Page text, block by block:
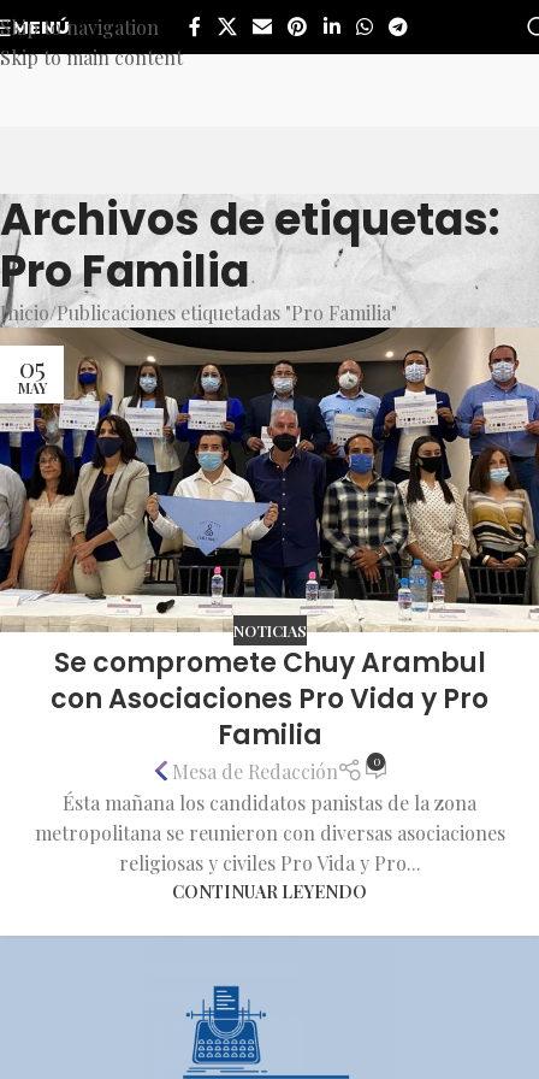
Skip to navigation
Skip to main content
MENÚ
Archivos de etiquetas:
Pro Familia
Inicio Publicaciones etiquetadas "Pro Familia"
05
MAY
NOTICIAS
Se compromete Chuy Arambul
con Asociaciones Pro Vida y Pro
Familia
Mesa de Redacción 0
Ésta mañana los candidatos panistas de la zona
metropolitana se reunieron con diversas asociaciones
religiosas y civiles Pro Vida y Pro...
CONTINUAR LEYENDO